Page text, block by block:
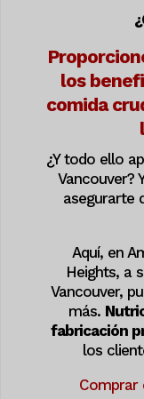
los
comida
¿Y todo ello
Vancouver?
asegurarte
Aquí, en
Heights, a
Vancouver,
más.
fabricación
los
Comprar